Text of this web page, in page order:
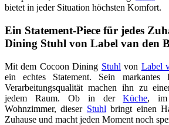
bietet in jeder Situation höchsten Komfort.
Ein Statement-Piece für jedes
Dining Stuhl von Label van den
Mit dem Cocoon Dining Stuhl von Label
ein echtes Statement. Sein
Verarbeitungsqualität machen ihn zu
jedem Raum. Ob in derKüche, im
Wohnzimmer, dieser Stuhl bringt einen
Zuhause und macht jeden Moment noch